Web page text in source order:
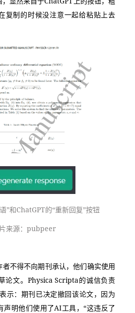
复制的时候没注意一起给粘贴上去
”和ChatGPT的“重新回复”按钮
来源：pubpeer
不得不向期刊承认，他们确实使用
论文。Physica Scripta的诚信负责
示：期刊已决定撤回该论文，因为
声明他们使用了AI工具，“这违反了